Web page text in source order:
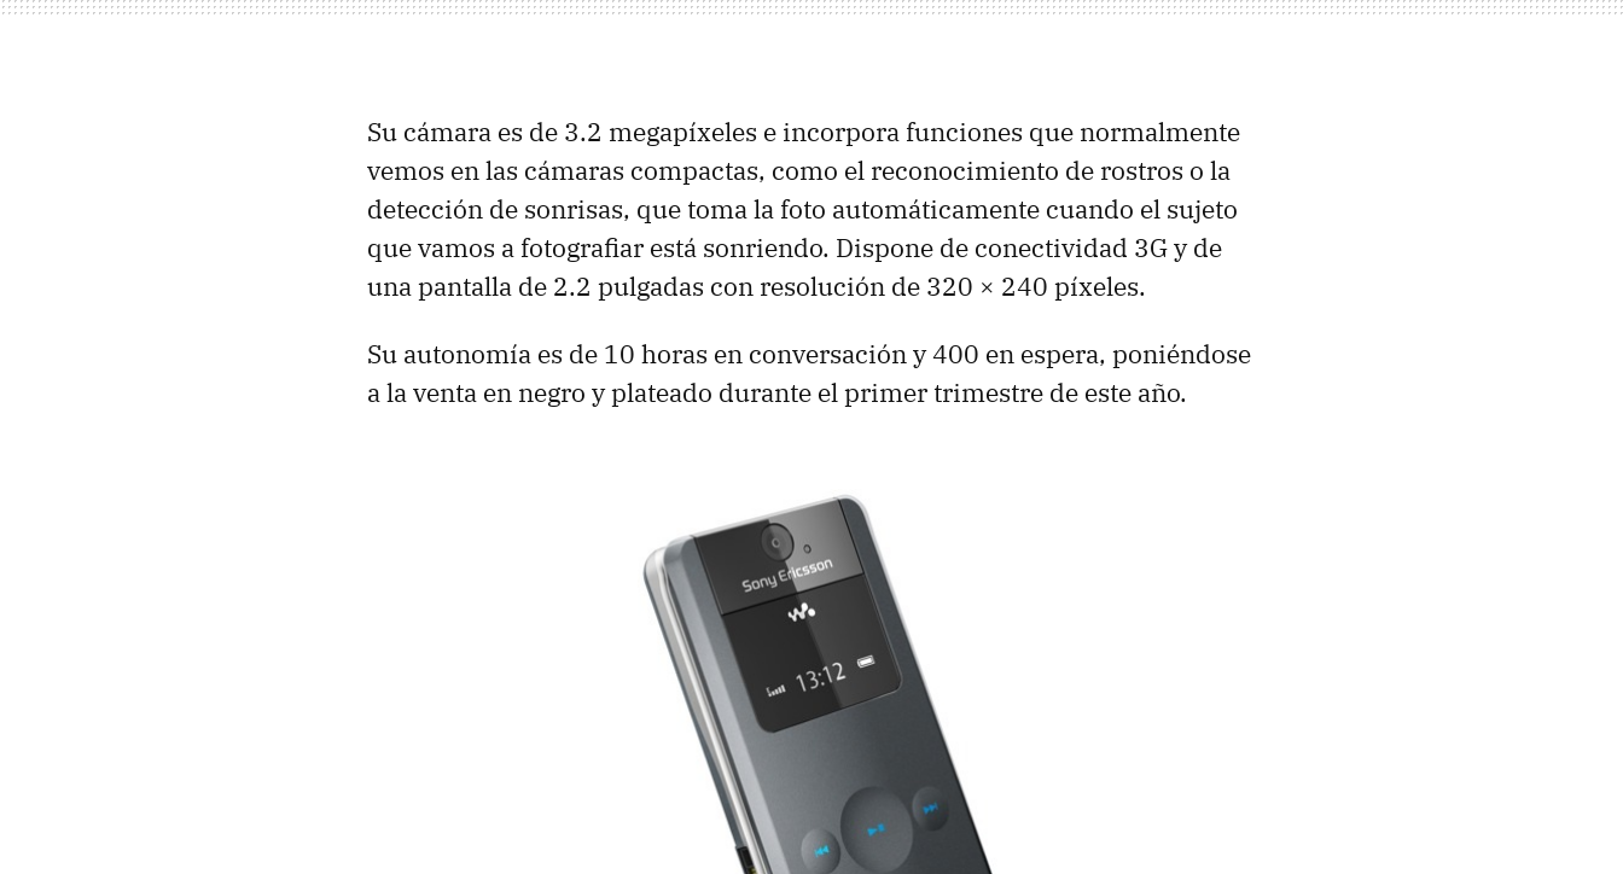
Su cámara es de 3.2 megapíxeles e incorpora funciones que normalmente
vemos en las cámaras compactas, como el reconocimiento de rostros o la
detección de sonrisas, que toma la foto automáticamente cuando el sujeto
que vamos a fotografiar está sonriendo. Dispone de conectividad 3G y de
una pantalla de 2.2 pulgadas con resolución de 320 × 240 píxeles.
Su autonomía es de 10 horas en conversación y 400 en espera, poniéndose
a la venta en negro y plateado durante el primer trimestre de este año.